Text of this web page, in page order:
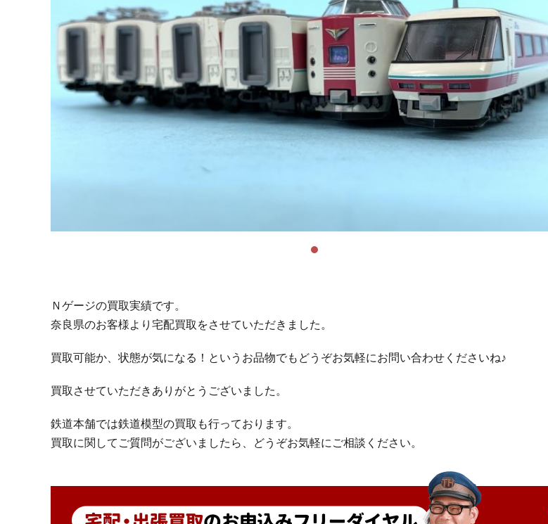
Ｎゲージの買取実績です。
奈良県のお客様より宅配買取をさせていただきました。
買取可能か、状態が気になる！というお品物でもどうぞお気軽にお問い合わせくださいね♪
買取させていただきありがとうございました。
鉄道本舗では鉄道模型の買取も行っております。
買取に関してご質問がございましたら、どうぞお気軽にご相談ください。